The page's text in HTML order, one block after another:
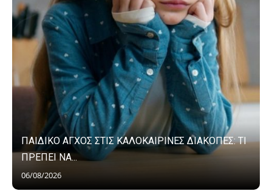
ΠΑΙΔΙΚΟ ΑΓΧΟΣ ΣΤΙΣ ΚΑΛΟΚΑΙΡΙΝΕΣ ΔΙΑΚΟΠΕΣ: ΤΙ
ΠΡΕΠΕΙ ΝΑ...
06/08/2026